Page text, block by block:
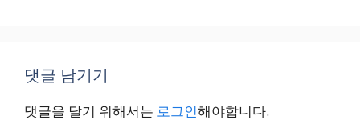
댓글 남기기
댓글을 달기 위해서는 로그인해야합니다.